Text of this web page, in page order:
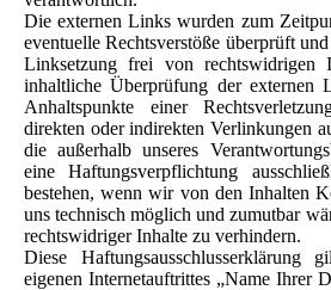
Die externen Links wurden zum
eventuelle Rechtsverstöße überprüft
Linksetzung frei von rechtswidrigen
inhaltliche Überprüfung der externen
Anhaltspunkte einer
direkten oder indirekten Verlinkungen
die außerhalb unseres
eine Haftungsverpflichtung
bestehen, wenn wir von den Inhalten
uns technisch möglich und zumutbar
rechtswidriger Inhalte zu verhindern.
Diese Haftungsausschlusserklärung
eigenen Internetauftrittes „Name Ihrer